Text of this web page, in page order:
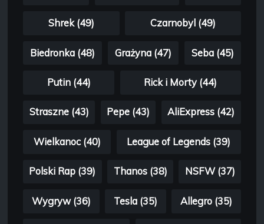
Shrek (49) Czarnobyl (49)
Biedronka (48) Grażyna (47) Seba (45)
Putin (44) Rick i Morty (44)
Straszne (43) Pepe (43) AliExpress (42)
Wielkanoc (40) League of Legends (39)
Polski Rap (39) Thanos (38) NSFW (37)
Wygryw (36) Tesla (35) Allegro (35)